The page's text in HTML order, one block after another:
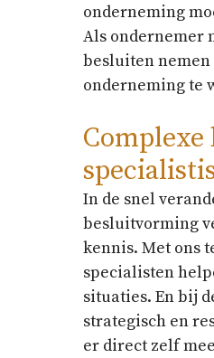
onderneming
Als ondernemer
besluiten
onderneming te
In de snel
besluitvorming
kennis. Met ons
specialisten
situaties. En bij
strategisch en
er direct zelf